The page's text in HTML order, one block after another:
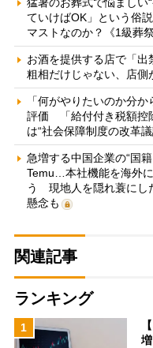
猛暑のお葬式で悩まし
ていけばOK」という俗
マストなのか？《1級葬
お酒を提供する店で「
粗相だけじゃない、店側
「何がやりたいのか分
評価 「給付付き税額控
は“社会保障制度の改革
急増する中国企業の“国
Temu…本社機能を海外
う 現地人を隠れ蓑にし
懸念も
関連記事
ランキング
1